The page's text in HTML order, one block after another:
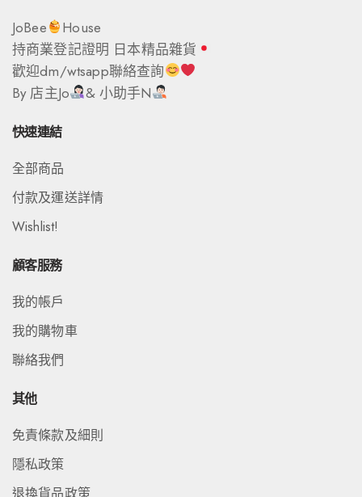
JoBee
House
持商業登記證明 日本精品雜貨
歡迎dm/wtsapp聯絡查詢
By 店主Jo
& 小助手N
快速連結
全部商品
付款及運送詳情
Wishlist!
顧客服務
我的帳戶
我的購物車
聯絡我們
其他
免責條款及細則
隱私政策
退換貨品政策